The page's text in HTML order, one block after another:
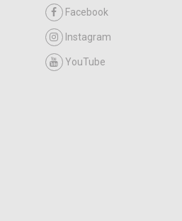
Facebook
Instagram
YouTube